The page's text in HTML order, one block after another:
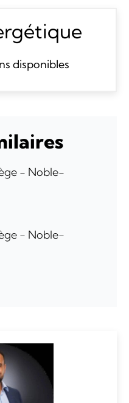
disponibles
- Noble-
- Noble-